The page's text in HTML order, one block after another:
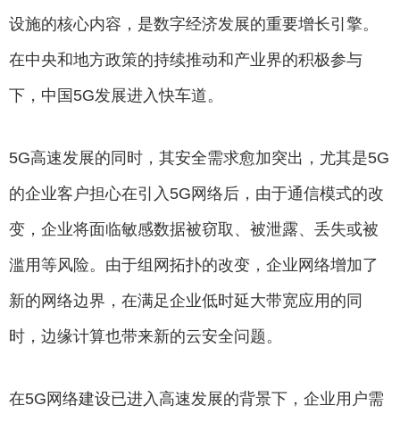
设施的核心内容，是数字经济发展的重要增长引擎。
在中央和地方政策的持续推动和产业界的积极参与
下，中国5G发展进入快车道。
5G高速发展的同时，其安全需求愈加突出，尤其是5G
的企业客户担心在引入5G网络后，由于通信模式的改
变，企业将面临敏感数据被窃取、被泄露、丢失或被
滥用等风险。由于组网拓扑的改变，企业网络增加了
新的网络边界，在满足企业低时延大带宽应用的同
时，边缘计算也带来新的云安全问题。
在5G网络建设已进入高速发展的背景下，企业用户需